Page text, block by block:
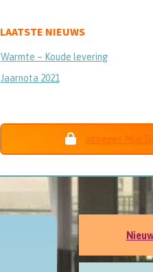
LAATSTE NIEUWS
Warmte – Koude levering
Jaarnota 2021
inloggen Mijn